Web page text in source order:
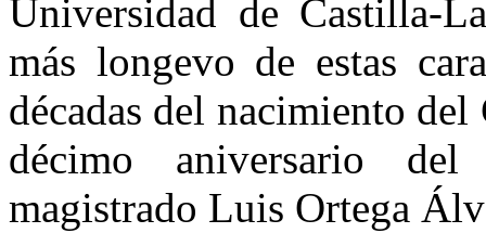
Universidad de Castilla-
más longevo de estas
décadas del nacimiento
décimo aniversario
magistrado Luis Ortega